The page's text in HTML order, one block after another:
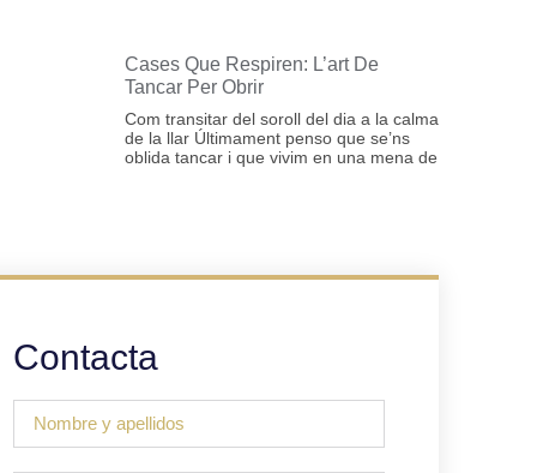
Cases Que Respiren: L’art De
Tancar Per Obrir
Com transitar del soroll del dia a la calma
de la llar Últimament penso que se’ns
oblida tancar i que vivim en una mena de
Contacta